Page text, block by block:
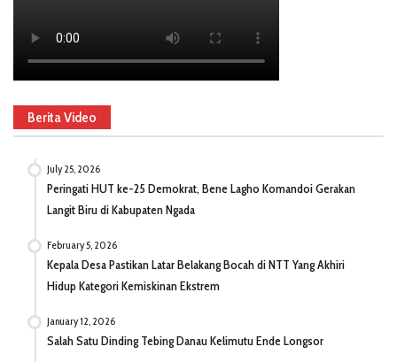
Berita Video
July 25, 2026
Peringati HUT ke-25 Demokrat, Bene Lagho Komandoi Gerakan
Langit Biru di Kabupaten Ngada
February 5, 2026
Kepala Desa Pastikan Latar Belakang Bocah di NTT Yang Akhiri
Hidup Kategori Kemiskinan Ekstrem
January 12, 2026
Salah Satu Dinding Tebing Danau Kelimutu Ende Longsor